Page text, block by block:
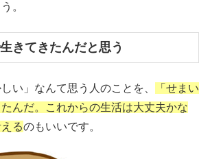
。
きてきたんだと思う
い」なんて思う人のことを、
「せまい
んだ。これからの生活は大丈夫かな
るのもいいです。